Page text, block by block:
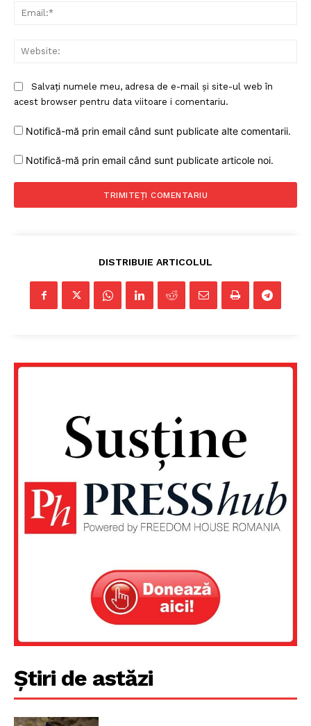
Un proiect
FREEDOM HOUSE ROMÂNIA
PRESShub
Proiecte editoriale
Salvați numele meu, adresa de e-mail și site-ul web în
acest browser pentru data viitoare i comentariu.
Notifică-mă prin email când sunt publicate alte comentarii.
Notifică-mă prin email când sunt publicate articole noi.
DISTRIBUIE ARTICOLUL
Știri de astăzi